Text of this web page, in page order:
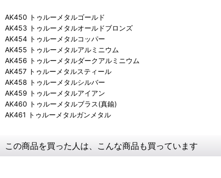
AK450 トゥルーメタルゴールド
AK453 トゥルーメタルオールドブロンズ
AK454 トゥルーメタルコッパー
AK455 トゥルーメタルアルミニウム
AK456 トゥルーメタルダークアルミニウム
AK457 トゥルーメタルスティール
AK458 トゥルーメタルシルバー
AK459 トゥルーメタルアイアン
AK460 トゥルーメタルブラス(真鍮)
AK461 トゥルーメタルガンメタル
この商品を買った人は、こんな商品も買っています